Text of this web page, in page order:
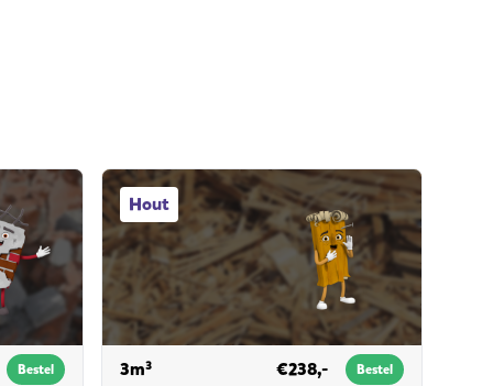
Bestel
Hout
Hout afvalcontainers
3m³voor hout €238,- Bestel